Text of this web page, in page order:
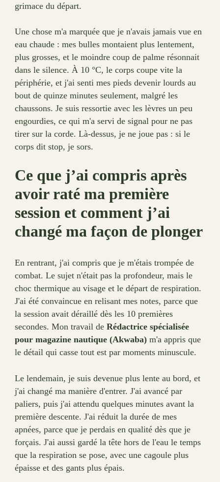
grimace du départ.
Une chose m'a marquée que je n'avais jamais vue en
eau chaude : mes bulles montaient plus lentement,
plus grosses, et le moindre coup de palme résonnait
dans le silence. À 10 °C, le corps coupe vite la
périphérie, et j'ai senti mes pieds devenir lourds au
bout de quinze minutes seulement, malgré les
chaussons. Je suis ressortie avec les lèvres un peu
engourdies, ce qui m'a servi de signal pour ne pas
tirer sur la corde. Là-dessus, je ne joue pas : si le
corps dit stop, je sors.
Ce que j’ai compris après
avoir raté ma première
session et comment j’ai
changé ma façon de plonger
En rentrant, j'ai compris que je m'étais trompée de
combat. Le sujet n'était pas la profondeur, mais le
choc thermique au visage et le départ de respiration.
J'ai été convaincue en relisant mes notes, parce que
la session avait déraillé dès les 10 premières
secondes. Mon travail de Rédactrice spécialisée
pour magazine nautique (Akwaba) m'a appris que
le détail qui casse tout est par moments minuscule.
Le lendemain, je suis devenue plus lente au bord, et
j'ai changé ma manière d'entrer. J'ai avancé par
paliers, puis j'ai attendu quelques minutes avant la
première descente. J'ai réduit la durée de mes
apnées, parce que je perdais en qualité dès que je
forçais. J'ai aussi gardé la tête hors de l'eau le temps
que la respiration se pose, avec une cagoule plus
épaisse et des gants plus épais.